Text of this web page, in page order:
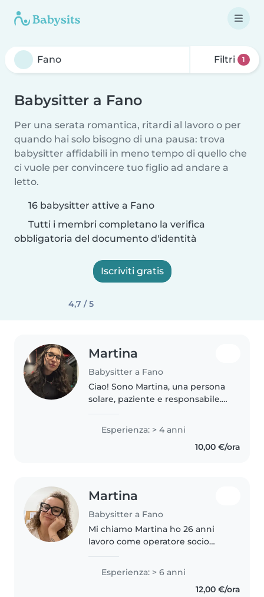
Filtri 1
Babysitter a Fano
Per una serata romantica, ritardi al lavoro o per
quando hai solo bisogno di una pausa: trova
babysitter affidabili in meno tempo di quello che
ci vuole per convincere tuo figlio ad andare a
letto.
16 babysitter attive a Fano
Tutti i membri completano la verifica
obbligatoria del documento d'identità
Iscriviti gratis
4,7 / 5
Martina
Babysitter a Fano
Ciao! Sono Martina, una persona
solare, paziente e responsabile.
dei bimbi trasformando ogni
giornata in un'avventura: letture,
Esperienza: > 4 anni
10,00 €/ora
Martina
Babysitter a Fano
Mi chiamo Martina ho 26 anni
lavoro come operatore socio
lavoro sono stata due anni in
svizzera come ragazza alla pari,..
Esperienza: > 6 anni
12,00 €/ora